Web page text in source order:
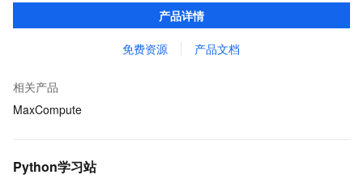
MaxCompute 完整 Python 开发生态。
产品详情
免费资源 产品文档
相关产品
MaxCompute
Python学习站